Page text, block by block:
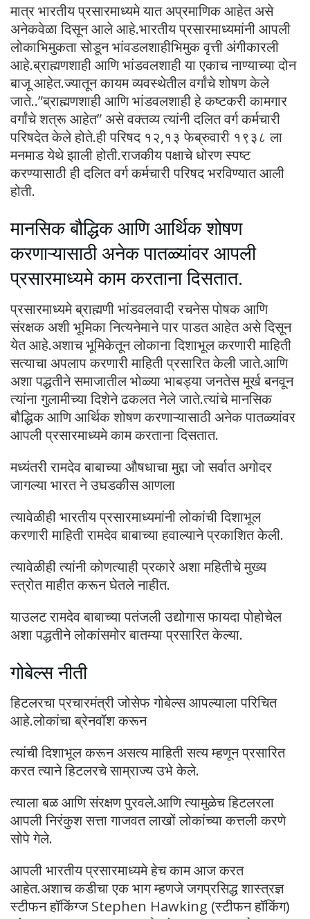
मात्र भारतीय प्रसारमाध्यमे यात अप्रमाणिक आहेत असे
अनेकवेळा दिसून आले आहे.भारतीय प्रसारमाध्यमांनी आपली
लोकाभिमुकता सोडून भांवडलशाहीभिमुक वृत्ती अंगीकारली
आहे.ब्राह्मणशाही आणि भांडवलशाही या एकाच नाण्याच्या दोन
बाजू आहेत.ज्यातून कायम व्यवस्थेतील वर्गांचे शोषण केले
जाते..”ब्राह्मणशाही आणि भांडवलशाही हे कष्टकरी कामगार
वर्गांचे शत्रू आहेत” असे वक्तव्य त्यांनी दलित वर्ग कर्मचारी
परिषदेत केले होते.ही परिषद १२,१३ फेब्रुवारी १९३८ ला
मनमाड येथे झाली होती.राजकीय पक्षाचे धोरण स्पष्ट
करण्यासाठी ही दलित वर्ग कर्मचारी परिषद भरविण्यात आली
होती.
मानसिक बौद्धिक आणि आर्थिक शोषण
करणाऱ्यासाठी अनेक पातळ्यांवर आपली
प्रसारमाध्यमे काम करताना दिसतात.
प्रसारमाध्यमे ब्राह्मणी भांडवलवादी रचनेस पोषक आणि
संरक्षक अशी भूमिका नित्यनेमाने पार पाडत आहेत असे दिसून
येत आहे.अशाच भूमिकेतून लोकाना दिशाभूल करणारी माहिती
सत्याचा अपलाप करणारी माहिती प्रसारित केली जाते.आणि
अशा पद्धतीने समाजातील भोळ्या भाबड्या जनतेस मूर्ख बनवून
त्यांना गुलामीच्या दिशेने ढकलत नेले जाते.त्यांचे मानसिक
बौद्धिक आणि आर्थिक शोषण करणाऱ्यासाठी अनेक पातळ्यांवर
आपली प्रसारमाध्यमे काम करताना दिसतात.
मध्यंतरी रामदेव बाबाच्या औषधाचा मुद्दा जो सर्वात अगोदर
जागल्या भारत ने उघडकीस आणला
त्यावेळीही भारतीय प्रसारमाध्यमांनी लोकांची दिशाभूल
करणारी माहिती रामदेव बाबाच्या हवाल्याने प्रकाशित केली.
त्यावेळीही त्यांनी कोणत्याही प्रकारे अशा महितीचे मुख्य
स्त्रोत माहीत करून घेतले नाहीत.
याउलट रामदेव बाबाच्या पतंजली उद्योगास फायदा पोहोचेल
अशा पद्धतीने लोकांसमोर बातम्या प्रसारित केल्या.
गोबेल्स नीती
हिटलरचा प्रचारमंत्री जोसेफ गोबेल्स आपल्याला परिचित
आहे.लोकांचा ब्रेनवॉश करून
त्यांची दिशाभूल करून असत्य माहिती सत्य म्हणून प्रसारित
करत त्याने हिटलरचे साम्राज्य उभे केले.
त्याला बळ आणि संरक्षण पुरवले.आणि त्यामुळेच हिटलरला
आपली निरंकुश सत्ता गाजवत लाखों लोकांच्या कत्तली करणे
सोपे गेले.
आपली भारतीय प्रसारमाध्यमे हेच काम आज करत
आहेत.अशाच कडीचा एक भाग म्हणजे जगप्रसिद्ध शास्त्रज्ञ
स्टीफन हॉकिंग्ज Stephen Hawking (स्टीफन हॉकिंग)